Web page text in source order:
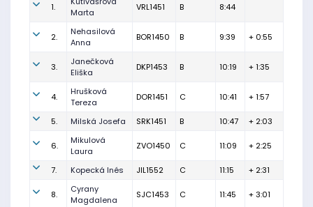
1.
Marta
VRL1451 B 8:44
2.
Nehasilová
Anna
BOR1450 B 9:39 + 0:55
3.
Janečková
Eliška
DKP1453 B 10:19 + 1:35
4.
Hrušková
Tereza
DOR1451 C 10:41 + 1:57
5. Milská Josefa SRK1451 B 10:47 + 2:03
6.
Mikulová
Laura
ZVO1450 C 11:09 + 2:25
7. Kopecká Inés JIL1552 C 11:15 + 2:31
8.
Cyrany
Magdalena
SJC1453 C 11:45 + 3:01